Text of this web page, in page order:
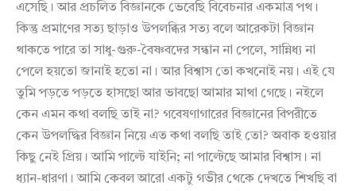
এসেছি। আর প্রচলিত বিজ্ঞানকে ভেবেছি বিবেচনার একমাত্র পথ।
কিন্তু প্রমাণের সত্য ছাড়াও উপলব্ধির সত্য বলে আরেকটা বিজ্ঞান
থাকতে পারে তা সাধু-গুরু-বৈষ্ণবদের সন্ধান না পেলে, সান্নিধ্য না
পেলে হয়তো জানাই হতো না। আর বিশ্বাস তো কখনোই নয়। এই যে
তুমি পড়তে পড়তে হাসছো আর ভাবছো আমার মাথা গেছে। নইলে
কেন এমন কথা বলছি তাই না? গবেষণাগারের বিজ্ঞানের বিপরীতে
কেন উপলদ্ধির বিজ্ঞান নিয়ে এত কথা বলছি তাই তো? অবাক হওয়ার
কিছু নেই প্রিয়। আমি পাল্টে যাইনি; না পাল্টেছে আমার বিশ্বাস। না
ধ্যান-ধারণা। আমি কেবল আরো একটু গভীর থেকে দেখতে শিখছি বা